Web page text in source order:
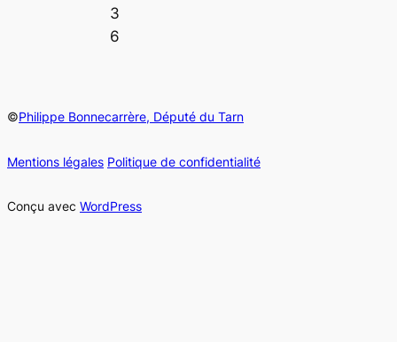
3
6
©Philippe Bonnecarrère, Député du Tarn
Mentions légales Politique de confidentialité
Conçu avec WordPress